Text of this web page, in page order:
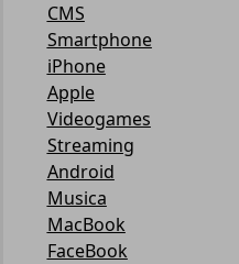
CMS
Smartphone
iPhone
Apple
Videogames
Streaming
Android
Musica
MacBook
FaceBook